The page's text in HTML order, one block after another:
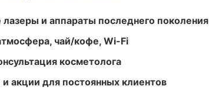
и аппараты последнего поколения
чай/кофе, Wi-Fi
косметолога
и акции для постоянных клиентов